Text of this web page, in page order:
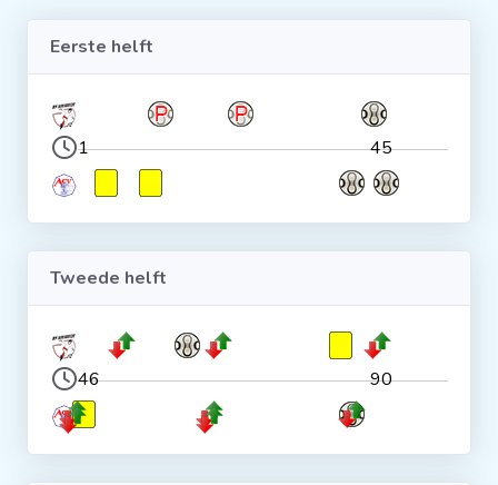
Eerste helft
1 45
Tweede helft
46 90